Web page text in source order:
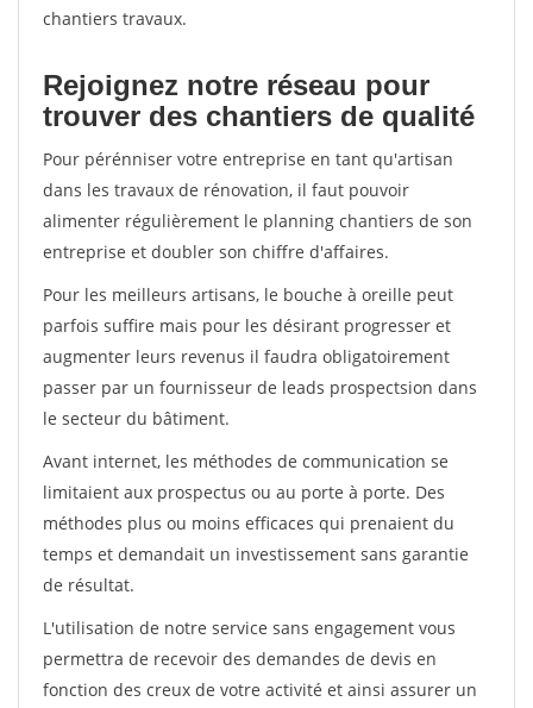
chantiers travaux.
Rejoignez notre réseau pour
trouver des chantiers de qualité
Pour pérénniser votre entreprise en tant qu'artisan
dans les travaux de rénovation, il faut pouvoir
alimenter régulièrement le planning chantiers de son
entreprise et doubler son chiffre d'affaires.
Pour les meilleurs artisans, le bouche à oreille peut
parfois suffire mais pour les désirant progresser et
augmenter leurs revenus il faudra obligatoirement
passer par un fournisseur de leads prospectsion dans
le secteur du bâtiment.
Avant internet, les méthodes de communication se
limitaient aux prospectus ou au porte à porte. Des
méthodes plus ou moins efficaces qui prenaient du
temps et demandait un investissement sans garantie
de résultat.
L'utilisation de notre service sans engagement vous
permettra de recevoir des demandes de devis en
fonction des creux de votre activité et ainsi assurer un